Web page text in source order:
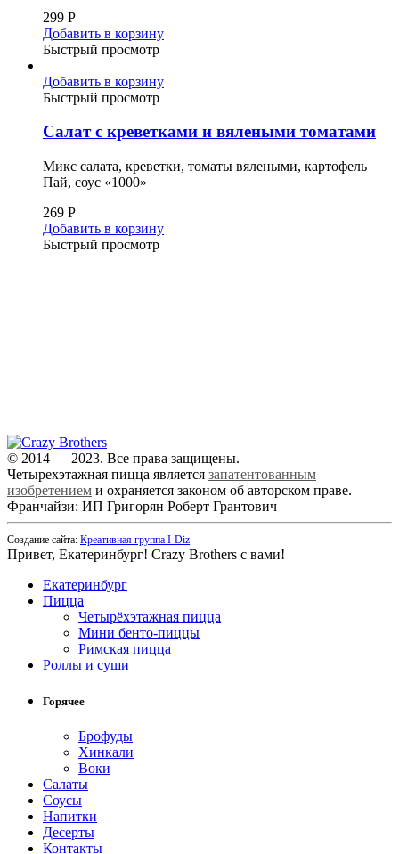
299 Р
Добавить в корзину
Быстрый просмотр
Добавить в корзину
Быстрый просмотр
Салат с креветками и вялеными томатами
Микс салата, креветки, томаты вялеными, картофель
Пай, соус «1000»
269 Р
Добавить в корзину
Быстрый просмотр
© 2014 — 2023. Все права защищены.
Четырехэтажная пицца является запатентованным
изобретением и охраняется законом об авторском праве.
Франчайзи: ИП Григорян Роберт Грантович
Создание сайта: Креативная группа I-Diz
Привет, Екатеринбург! Crazy Brothers с вами!
Екатеринбург
Пицца
Четырёхэтажная пицца
Мини бенто-пиццы
Римская пицца
Роллы и суши
Горячее
Брофуды
Хинкали
Воки
Салаты
Соусы
Напитки
Десерты
Контакты